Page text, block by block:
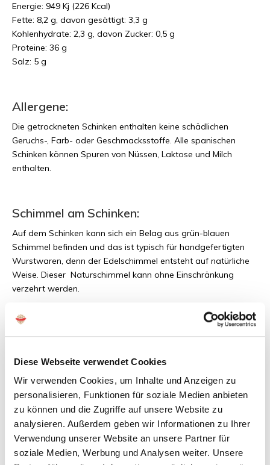
Diese Webseite verwendet Cookies
Wir verwenden Cookies, um Inhalte und Anzeigen zu
personalisieren, Funktionen für soziale Medien anbieten
zu können und die Zugriffe auf unsere Website zu
analysieren. Außerdem geben wir Informationen zu Ihrer
Verwendung unserer Website an unsere Partner für
soziale Medien, Werbung und Analysen weiter. Unsere
Energie: 949 Kj (226 Kcal)
Fette: 8,2 g, davon gesättigt: 3,3 g
Kohlenhydrate: 2,3 g, davon Zucker: 0,5 g
Proteine: 36 g
Salz: 5 g
Allergene:
Die getrockneten Schinken enthalten keine schädlichen
Geruchs-, Farb- oder Geschmacksstoffe. Alle spanischen
Schinken können Spuren von Nüssen, Laktose und Milch
enthalten.
Schimmel am Schinken:
Auf dem Schinken kann sich ein Belag aus grün-blauen
Schimmel befinden und das ist typisch für handgefertigten
Wurstwaren, denn der Edelschimmel entsteht auf natürliche
Weise. Dieser Naturschimmel kann ohne Einschränkung
verzehrt werden.
Haltbarkeit des Schinkens:
Kühlschranks aufbewahrt werden. Die Schinken werden am
besten gekühlt, bei einer Temperatur von 4 Grad, gelagert. So
bleibt der Schinken herrlich saftig und weich.
Andere Informationen:
Herkunftsland: Spanien